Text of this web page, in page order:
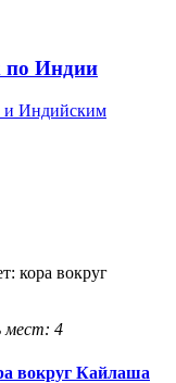
по Индии
и Индийским
мест: 4
вокруг Кайлаша